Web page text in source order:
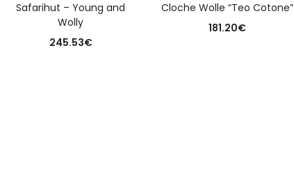
Safarihut – Young and
Wolly
245.53€
Cloche Wolle “Teo Cotone”
181.20€